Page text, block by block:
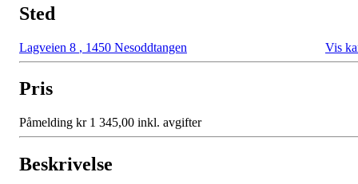
Sted
Lagveien 8 , 1450 Nesoddtangen Vis
Pris
Påmelding kr 1 345,00 inkl. avgifter
Beskrivelse